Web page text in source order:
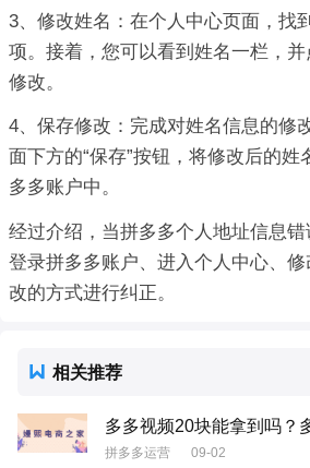
3、修改姓名：在个人中心页面，找
项。接着，您可以看到姓名一栏，并
修改。
4、保存修改：完成对姓名信息的修
面下方的“保存”按钮，将修改后的
多多账户中。
经过介绍，当拼多多个人地址信息
登录拼多多账户、进入个人中心、
改的方式进行纠正。
相关推荐
多多视频20块能拿到吗？
拼多多运营 09-02